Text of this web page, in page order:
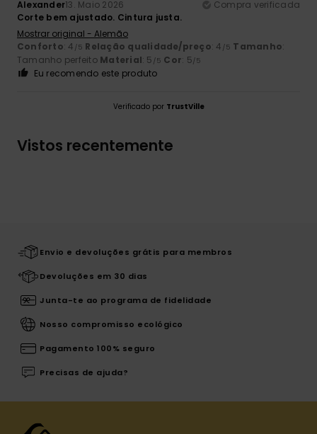
Alexander13. Maio 2026
Compra verificada
Corte bem ajustado. Cintura justa.
Mostrar original - Alemão
Conforto: 4 /5 Relação qualidade/preço: 4 /5 Tamanho:
Tamanho perfeito Material: 5 /5 Cor: 5/5
Eu recomendo este produto
Verificado por TrustVille
Vistos recentemente
Envio e devoluções grátis para membros
Devoluções em 30 dias
Junta-te ao programa de fidelidade
Nosso compromisso ecológico
Pagamento 100% seguro
Precisas de ajuda?